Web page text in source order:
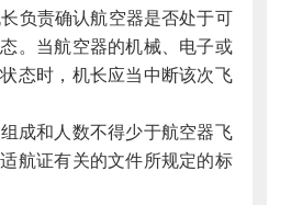
负责确认航空器是否处于可
。当航空器的机械、电子或
态时，机长应当中断该次飞
成和人数不得少于航空器飞
航证有关的文件所规定的标